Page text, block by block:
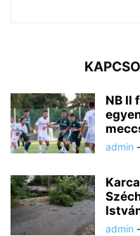
NB II
admin -
admin -